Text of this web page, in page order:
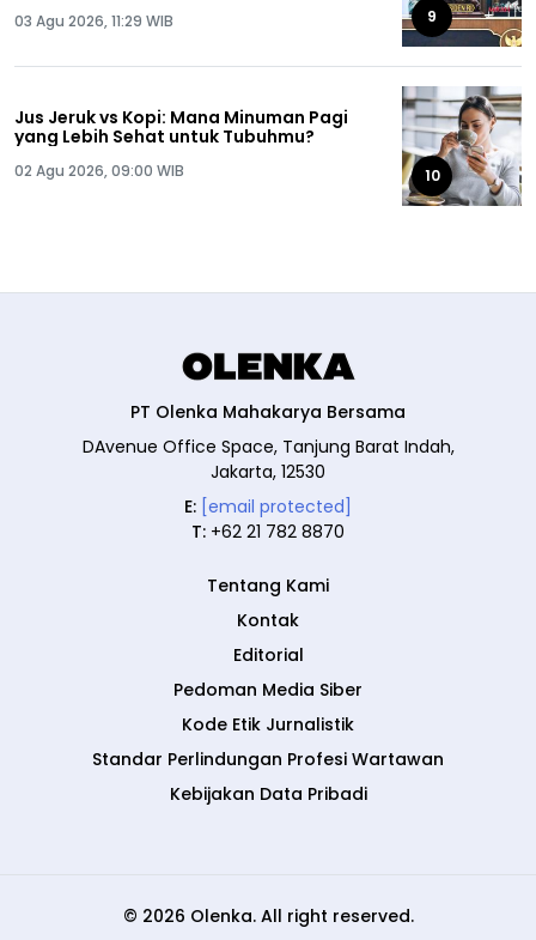
03 Agu 2026, 11:29 WIB 9
Jus Jeruk vs Kopi: Mana Minuman Pagi
yang Lebih Sehat untuk Tubuhmu?
02 Agu 2026, 09:00 WIB 10
PT Olenka Mahakarya Bersama
DAvenue Office Space, Tanjung Barat Indah,
Jakarta, 12530
E: [email protected]
T: +62 21 782 8870
Tentang Kami
Kontak
Editorial
Pedoman Media Siber
Kode Etik Jurnalistik
Standar Perlindungan Profesi Wartawan
Kebijakan Data Pribadi
© 2026 Olenka. All right reserved.